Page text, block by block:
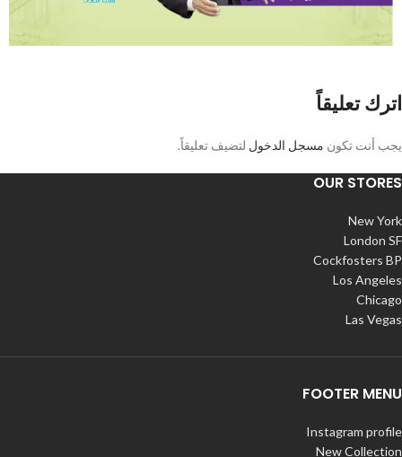
اترك تعليقاً
يجب أنت تكون مسجل الدخول لتضيف تعليقاً.
OUR STORES
New York
London SF
Cockfosters BP
Los Angeles
Chicago
Las Vegas
FOOTER MENU
Instagram profile
New Collection